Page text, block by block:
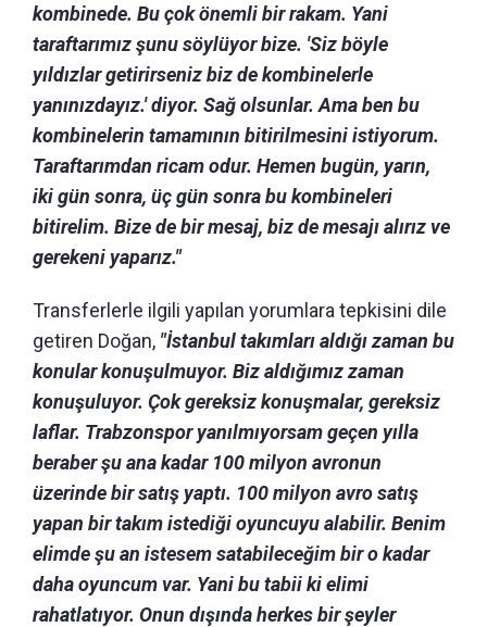
kombinede. Bu çok önemli bir rakam. Yani
taraftarımız şunu söylüyor bize. 'Siz böyle
yıldızlar getirirseniz biz de kombinelerle
yanınızdayız.' diyor. Sağ olsunlar. Ama ben bu
kombinelerin tamamının bitirilmesini istiyorum.
Taraftarımdan ricam odur. Hemen bugün, yarın,
iki gün sonra, üç gün sonra bu kombineleri
bitirelim. Bize de bir mesaj, biz de mesajı alırız ve
gerekeni yaparız."
Transferlerle ilgili yapılan yorumlara tepkisini dile
getiren Doğan, "İstanbul takımları aldığı zaman bu
konular konuşulmuyor. Biz aldığımız zaman
konuşuluyor. Çok gereksiz konuşmalar, gereksiz
laflar. Trabzonspor yanılmıyorsam geçen yılla
beraber şu ana kadar 100 milyon avronun
üzerinde bir satış yaptı. 100 milyon avro satış
yapan bir takım istediği oyuncuyu alabilir. Benim
elimde şu an istesem satabileceğim bir o kadar
daha oyuncum var. Yani bu tabii ki elimi
rahatlatıyor. Onun dışında herkes bir şeyler